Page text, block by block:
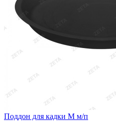
Поддон для кадки М м/п